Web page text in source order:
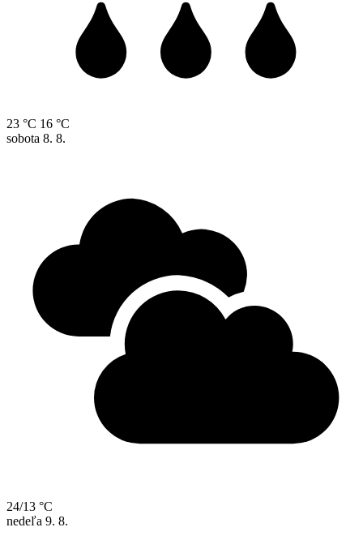
23 °C 16 °C
sobota 8. 8.
24/13 °C
nedeľa 9. 8.